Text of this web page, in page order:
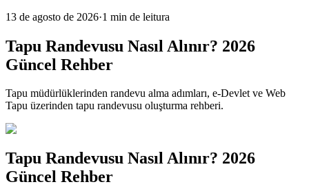
13 de agosto de 2026·1 min de leitura
Tapu Randevusu Nasıl Alınır? 2026
Güncel Rehber
Tapu müdürlüklerinden randevu alma adımları, e-Devlet ve Web
Tapu üzerinden tapu randevusu oluşturma rehberi.
Tapu Randevusu Nasıl Alınır? 2026
Güncel Rehber